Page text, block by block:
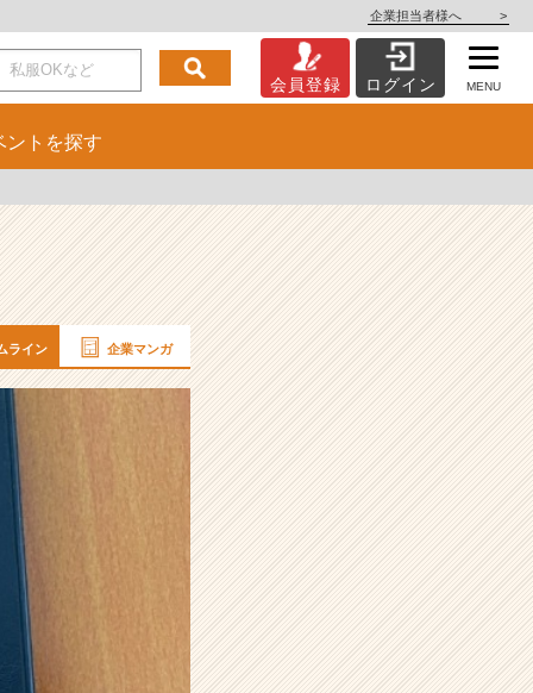
企業担当者様へ >
会員登録 ログイン MENU
ント を探す
ライン 企業マンガ